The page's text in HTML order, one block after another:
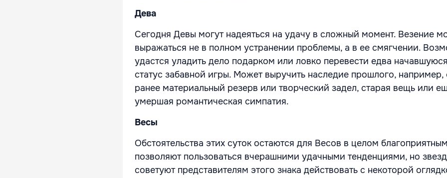
Дева
Сегодня Девы могут надеяться на удачу в сложный момент. Везение
выражаться не в полном устранении проблемы, а в ее смягчении.
удастся уладить дело подарком или ловко перевести едва
статус забавной игры. Может выручить наследие прошлого, например,
ранее материальный резерв или творческий задел, старая вещь или
умершая романтическая симпатия.
Весы
Обстоятельства этих суток остаются для Весов в целом
позволяют пользоваться вчерашними удачными тенденциями, но
советуют представителям этого знака действовать с некоторой